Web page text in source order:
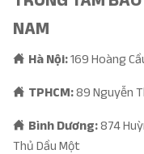
NAM
Hà Nội:169 Hoàng
TPHCM:89 Nguyễn
Bình Dương:874
Thủ Dầu Một